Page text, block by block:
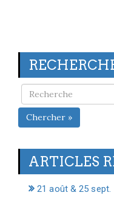
Chercher »
ARTICLES
21 août & 25 sept.